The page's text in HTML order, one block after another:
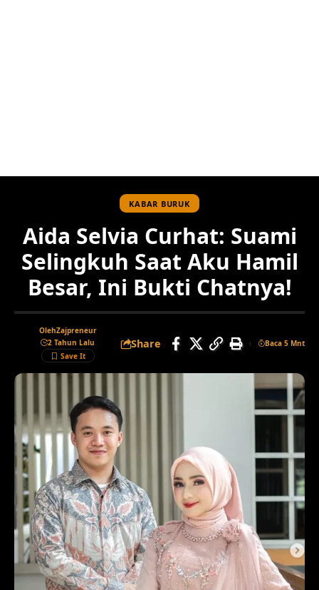
KABAR BURUK
Aida Selvia Curhat: Suami
Selingkuh Saat Aku Hamil
Besar, Ini Bukti Chatnya!
OlehZajpreneur
2 Tahun Lalu
Share Baca 5 Mnt